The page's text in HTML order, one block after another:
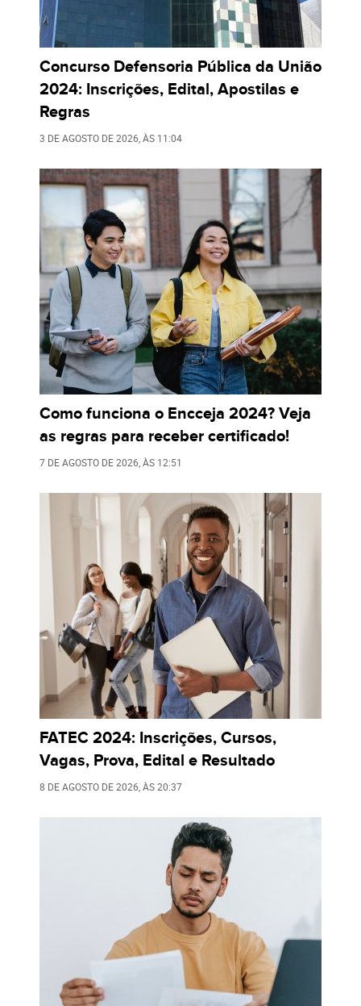
Concurso Defensoria Pública da União
2024: Inscrições, Edital, Apostilas e
Regras
3 DE AGOSTO DE 2026 , ÀS 11:04
Como funciona o Encceja 2024? Veja
as regras para receber certificado!
7 DE AGOSTO DE 2026 , ÀS 12:51
FATEC 2024: Inscrições, Cursos,
Vagas, Prova, Edital e Resultado
8 DE AGOSTO DE 2026 , ÀS20:37